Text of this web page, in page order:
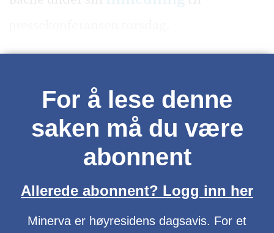
For å lese denne
saken må du være
abonnent
Allerede abonnent? Logg inn her
Minerva er høyresidens dagsavis. For et